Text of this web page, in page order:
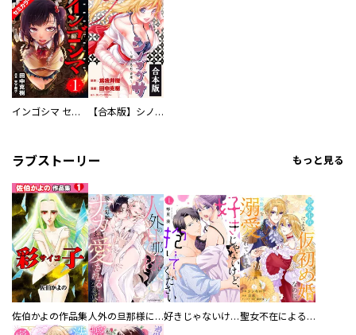
インゴシマ セミカラー版 【合本版】シノブグサ～柑子忍形由緒～
ラブストーリー もっと見る
佐伯かよの作品集 人外の旦那様に娶られ毎晩ナカまで愛される…。アンソロジー 好きじゃないけど、抱いてください【電子単行本版／特典おまけ付き】 聖女不在による仮初め婚なのに、不器用な王太子に溺愛されています【電子単行本版／特典おまけ付き】